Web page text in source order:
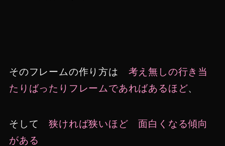
そのフレームの作り方は 考え無しの行き当
たりばったりフレームであればあるほど、
そして狭ければ狭いほど
面白くなる傾向
がある